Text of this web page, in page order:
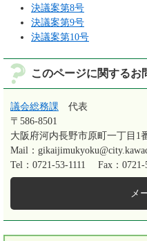
決議案第8号
決議案第9号
決議案第10号
このページに関するお
議会総務課
代表
〒586-8501
大阪府河内長野市原町一丁目1
Mail：
Tel：0721-53-1111
Fax：0721-
メ